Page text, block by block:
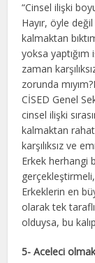
“Cinsel ilişki
Hayır, öyle
kalmaktan
yoksa
zaman
zorunda
CİSED Genel
cinsel ilişki
kalmaktan
karşılıksız ve
Erkek herhangi
Erkeklerin en
olarak tek
olduysa, bu
5- Aceleci